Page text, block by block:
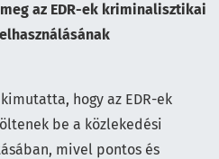
az EDR-ek kriminalisztikai
hogy az EDR-ek
be a közlekedési
mivel pontos és